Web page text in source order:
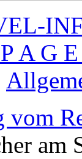
A G
vom
am